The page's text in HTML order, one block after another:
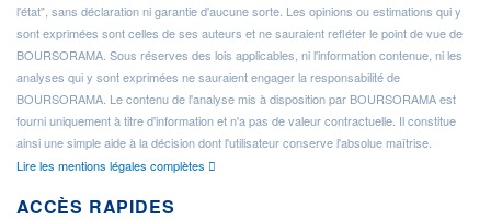
l'état", sans déclaration ni garantie d'aucune sorte. Les opinions ou estimations qui y
sont exprimées sont celles de ses auteurs et ne sauraient refléter le point de vue de
BOURSORAMA. Sous réserves des lois applicables, ni l'information contenue, ni les
analyses qui y sont exprimées ne sauraient engager la responsabilité de
BOURSORAMA. Le contenu de l'analyse mis à disposition par BOURSORAMA est
fourni uniquement à titre d'information et n'a pas de valeur contractuelle. Il constitue
ainsi une simple aide à la décision dont l'utilisateur conserve l'absolue maîtrise.
Lire les mentions légales complètes
ACCÈS RAPIDES